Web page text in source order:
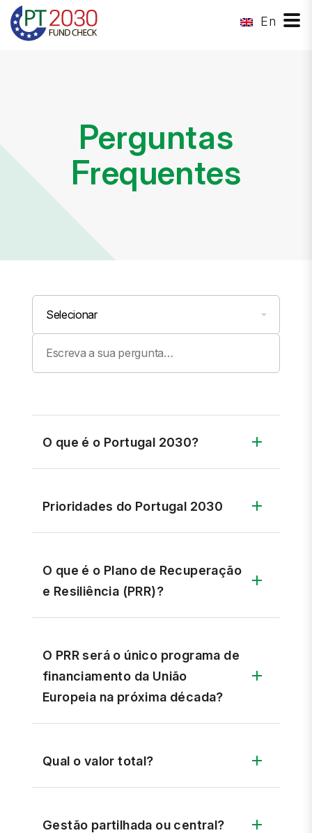
En
Perguntas
Frequentes
Selecionar
O que é o Portugal 2030?
Prioridades do Portugal 2030
O que é o Plano de Recuperação
e Resiliência (PRR)?
O PRR será o único programa de
financiamento da União
Europeia na próxima década?
Qual o valor total?
Gestão partilhada ou central?